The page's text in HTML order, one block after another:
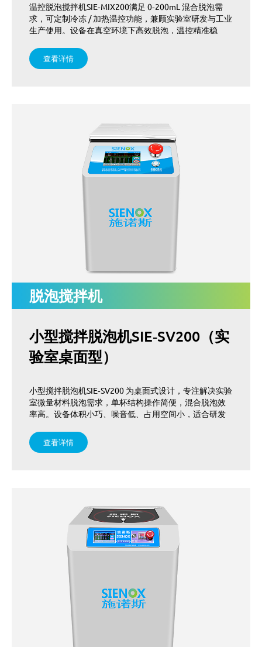
温控脱泡搅拌机SIE‑MIX200满足 0‑200mL 混合脱泡需
求，可定制冷冻 / 加热温控功能，兼顾实验室研发与工业
生产使用。设备在真空环境下高效脱泡，温控精准稳
择。查看详情
脱泡搅拌机
小型搅拌脱泡机SIE‑SV200（实
验室桌面型）
小型搅拌脱泡机SIE‑SV200 为桌面式设计，专注解决实验
室微量材料脱泡需求，单杯结构操作简便，混合脱泡效
率高。设备体积小巧、噪音低、占用空间小，适合研发
案。查看详情